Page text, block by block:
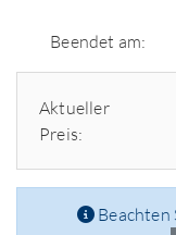
Beendet am:
Aktueller
Preis:
Beachten